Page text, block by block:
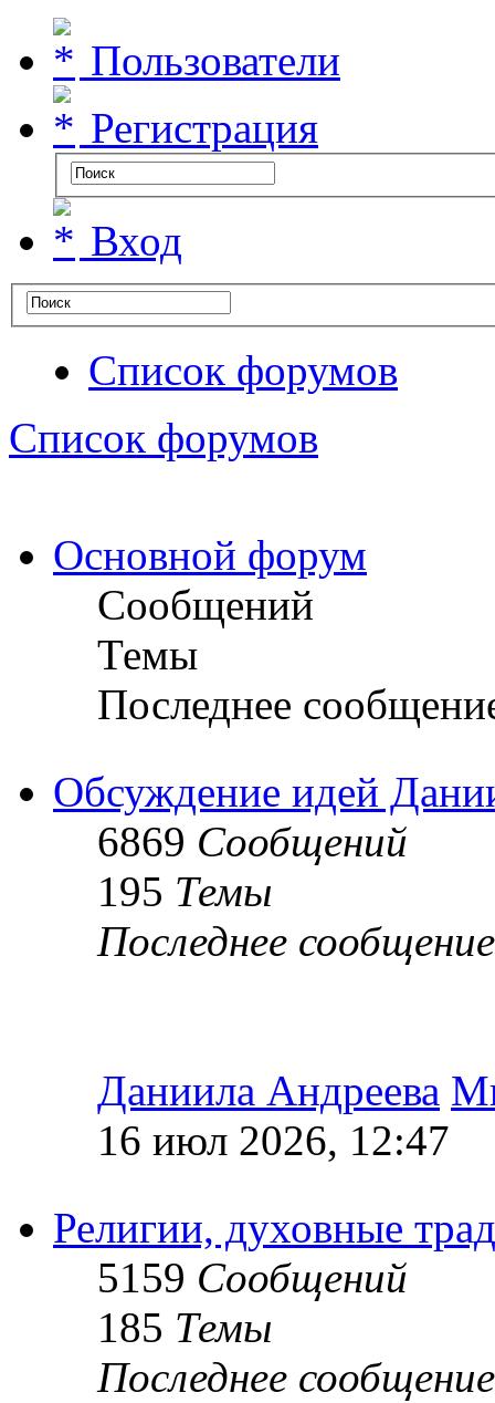
Пользователи
Регистрация
Вход
Список форумов
Список форумов
Основной форум
Сообщений
Темы
Последнее
Обсуждение идей
6869 Сообщений
195 Темы
Последнее сообщение
Даниила Андреева
16 июл 2026, 12:47
Религии, духовные
5159 Сообщений
185 Темы
Последнее сообщение